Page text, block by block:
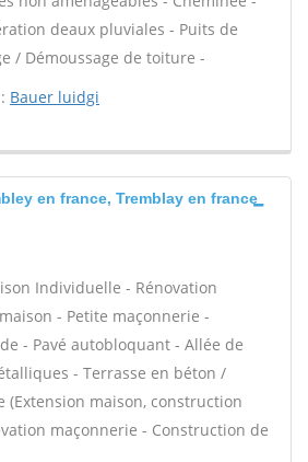
deaux pluviales - Puits de
/ Démoussage de toiture -
Bauer luidgi
en france, Tremblay en france
Individuelle - Rénovation
- Petite maçonnerie -
- Pavé autobloquant - Allée de
- Terrasse en béton /
(Extension maison, construction
maçonnerie - Construction de